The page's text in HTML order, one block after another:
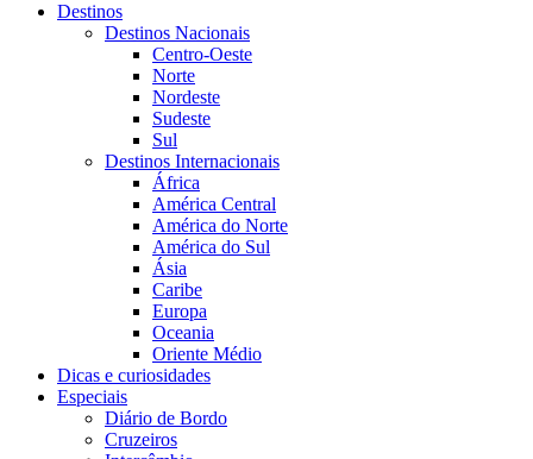
Destinos
Destinos Nacionais
Centro-Oeste
Norte
Nordeste
Sudeste
Sul
Destinos Internacionais
África
América Central
América do Norte
América do Sul
Ásia
Caribe
Europa
Oceania
Oriente Médio
Dicas e curiosidades
Especiais
Diário de Bordo
Cruzeiros